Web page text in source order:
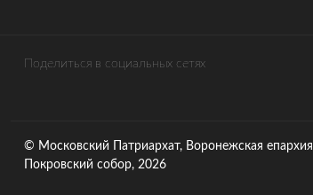
Поделиться в социальных сетях
© Московский Патриархат, Воронежcкая епархия
Покровский собор, 2026